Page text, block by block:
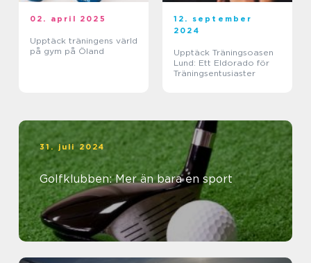
02. april 2025
Upptäck träningens värld
på gym på Öland
12. september
2024
Upptäck Träningsoasen
Lund: Ett Eldorado för
Träningsentusiaster
31. juli 2024
Golfklubben: Mer än bara en sport